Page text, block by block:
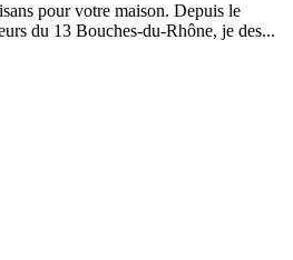
pour votre maison. Depuis le
du 13 Bouches-du-Rhône, je des...